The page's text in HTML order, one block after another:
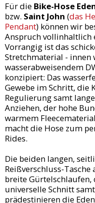
Für die Bike-Hose
bzw. Saint John (das
Pendant) können wir
Anspruch vollinhaltlich
Vorrangig ist das
Stretchmaterial -
wasserabweisendem
konzipiert: Das
Gewebe im Schritt, die
Regulierung samt
Anziehen, der hohe
warmem
macht die Hose zum
Rides.
Die beiden langen,
Reißverschluss-Tasche
breite
universelle Schnitt
prädestinieren die